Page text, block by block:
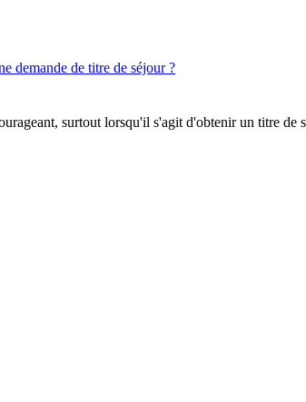
demande de titre de séjour ?
surtout lorsqu'il s'agit d'obtenir un titre